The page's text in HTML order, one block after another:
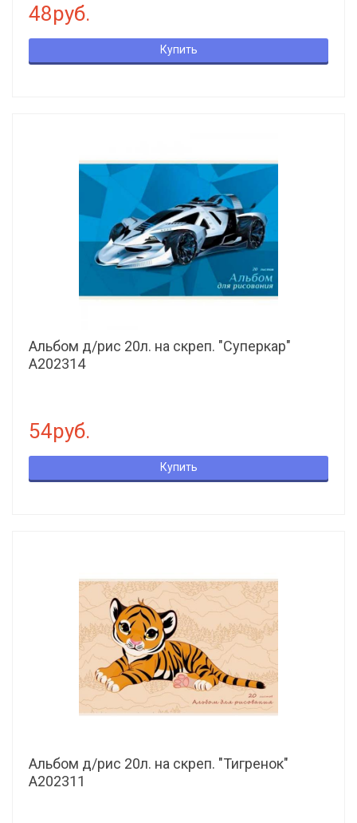
48руб.
Купить
Альбом д/рис 20л. на скреп. "Суперкар"
А202314
54руб.
Купить
Альбом д/рис 20л. на скреп. "Тигренок"
А202311